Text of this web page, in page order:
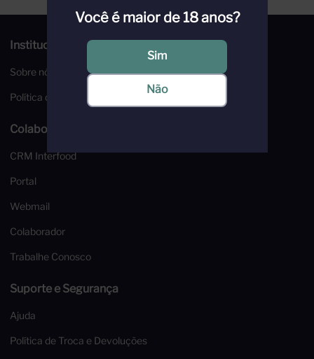
Institucional
Sobre nós
Política de Privacidade
Colaboradores
CRM Interfood
Portal
Webmail
Colaborador
Trabalhe Conosco
Suporte e Segurança
Ajuda
Política de Troca e Devoluções
Você é maior de 18 anos?
Sim
Não